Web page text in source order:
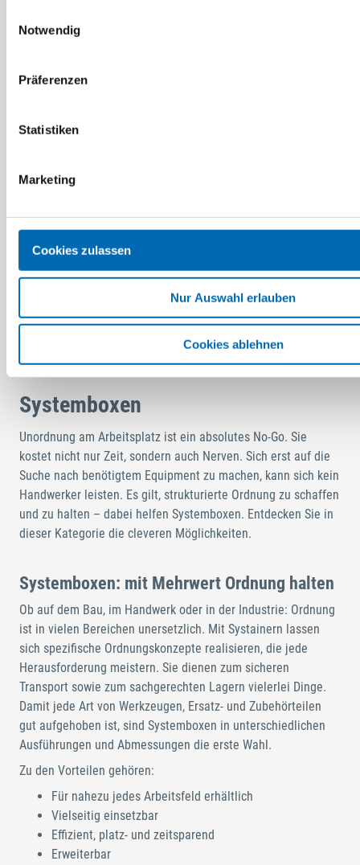
Notwendig
Präferenzen
Statistiken
Marketing
Cookies zulassen
Nur Auswahl erlauben
Cookies ablehnen
Systainer SYS-MICRO
Artikel-Nr. 204540 Artikel-Nr. 4260308060
3 4
Systemboxen
Unordnung am Arbeitsplatz ist ein absolutes No-Go. Sie
kostet nicht nur Zeit, sondern auch Nerven. Sich erst auf die
Suche nach benötigtem Equipment zu machen, kann sich kein
Handwerker leisten. Es gilt, strukturierte Ordnung zu schaffen
und zu halten – dabei helfen Systemboxen. Entdecken Sie in
dieser Kategorie die cleveren Möglichkeiten.
Systemboxen: mit Mehrwert Ordnung halten
Ob auf dem Bau, im Handwerk oder in der Industrie: Ordnung
ist in vielen Bereichen unersetzlich. Mit Systainern lassen
sich spezifische Ordnungskonzepte realisieren, die jede
Herausforderung meistern. Sie dienen zum sicheren
Transport sowie zum sachgerechten Lagern vielerlei Dinge.
Damit jede Art von Werkzeugen, Ersatz- und Zubehörteilen
gut aufgehoben ist, sind Systemboxen in unterschiedlichen
Ausführungen und Abmessungen die erste Wahl.
Zu den Vorteilen gehören:
Für nahezu jedes Arbeitsfeld erhältlich
Vielseitig einsetzbar
Effizient, platz- und zeitsparend
Erweiterbar